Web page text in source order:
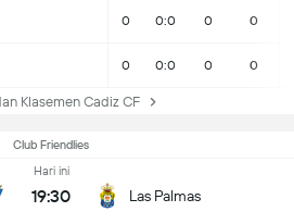
0 0:0 0 0
0 0:0 0 0
Klasemen Cadiz CF
Club Friendlies
Hari ini
19:30 Las Palmas